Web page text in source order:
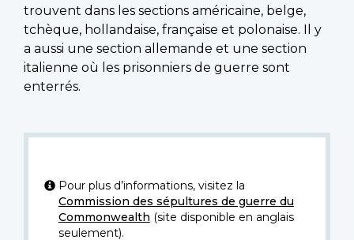
trouvent dans les sections américaine, belge,
tchèque, hollandaise, française et polonaise. Il y
a aussi une section allemande et une section
italienne où les prisonniers de guerre sont
enterrés.
Pour plus d’informations, visitez la
Commission des sépultures de guerre du
Commonwealth (site disponible en anglais
seulement).